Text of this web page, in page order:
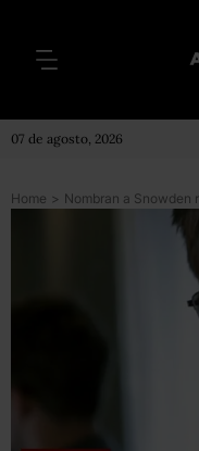
07 de agosto, 2026
Home >